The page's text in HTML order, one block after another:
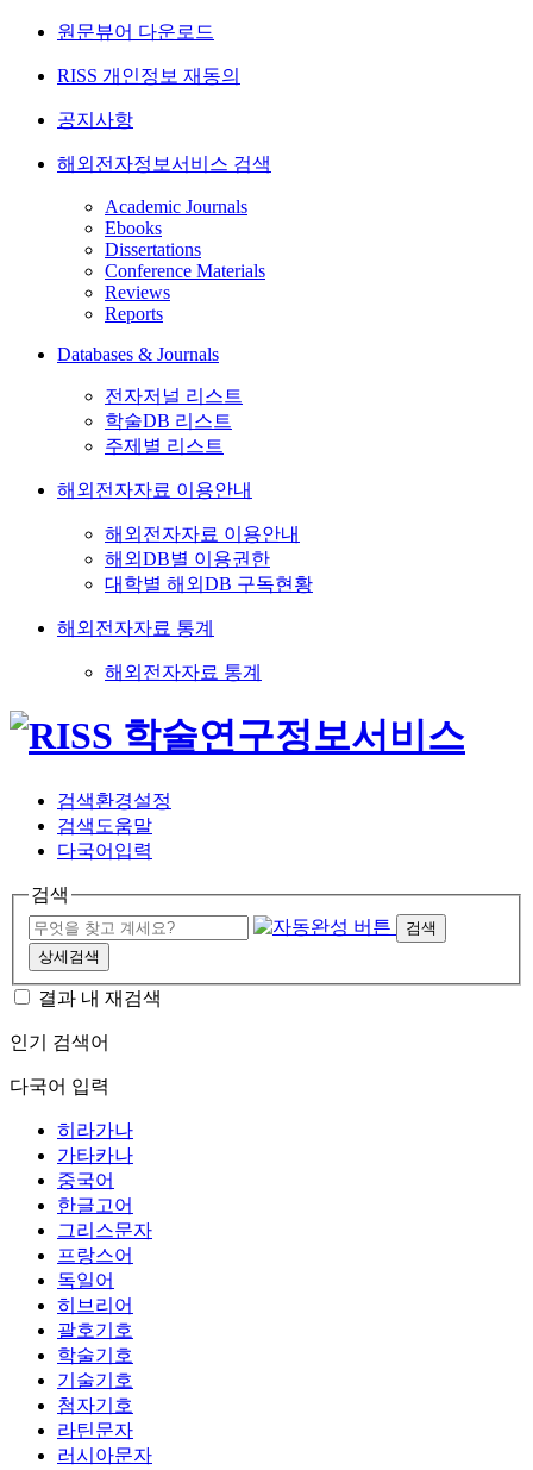
원문뷰어 다운로드
RISS 개인정보 재동의
공지사항
해외전자정보서비스 검색
Academic Journals
Ebooks
Dissertations
Conference Materials
Reviews
Reports
Databases & Journals
전자저널 리스트
학술DB 리스트
주제별 리스트
해외전자자료 이용안내
해외전자자료 이용안내
해외DB별 이용권한
대학별 해외DB 구독현황
해외전자자료 통계
해외전자자료 통계
검색환경설정
검색도움말
다국어입력
검색
검색
상세검색
결과 내 재검색
인기 검색어
다국어 입력
히라가나
가타카나
중국어
한글고어
그리스문자
프랑스어
독일어
히브리어
괄호기호
학술기호
기술기호
첨자기호
라틴문자
러시아문자